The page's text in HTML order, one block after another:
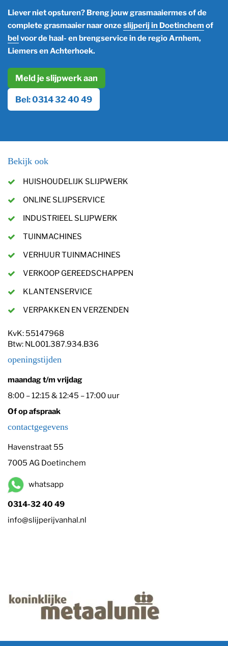
Liever niet opsturen? Breng jouw grasmaaiermes of de
complete grasmaaier naar onzeslijperij in Doetinchem of
belvoor de haal- en brengservice in de regio Arnhem,
Liemers en Achterhoek.
Meld je slijpwerk aan
Bel: 0314 32 40 49
Bekijk ook
HUISHOUDELIJK SLIJPWERK
ONLINE SLIJPSERVICE
INDUSTRIEEL SLIJPWERK
TUINMACHINES
VERHUUR TUINMACHINES
VERKOOP GEREEDSCHAPPEN
KLANTENSERVICE
VERPAKKEN EN VERZENDEN
KvK: 55147968
Btw: NL001.387.934.B36
openingstijden
maandag t/m vrijdag
8:00 – 12:15 & 12:45 – 17:00 uur
Of op afspraak
contactgegevens
Havenstraat 55
7005 AG Doetinchem
whatsapp
0314-32 40 49
info@slijperijvanhal.nl